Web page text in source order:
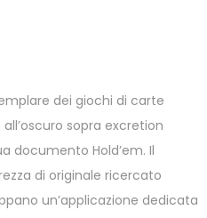
dei giochi di carte
sopra excretion
documento Hold’em. Il
di originale ricercato
un’applicazione dedicata